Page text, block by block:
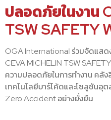
ปลอดภัยในงาน
TSW SAFETY
OGA International ร่วมจัดแส
CEVA MICHELIN TSW
ความปลอดภัยในการทำงาน คลั
เทคโนโลยีบาร์โค้ดและโซลูชันอุ
Zero Accident อย่างยั่งยืน